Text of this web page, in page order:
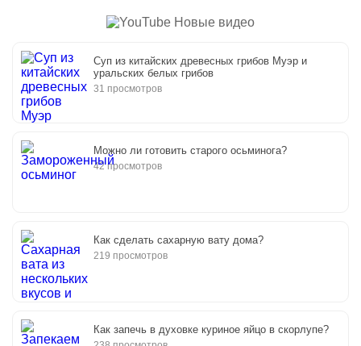
Новые видео
Суп из китайских древесных грибов Муэр и
уральских белых грибов
31 просмотров
Можно ли готовить старого осьминога?
42 просмотров
Как сделать сахарную вату дома?
219 просмотров
Как запечь в духовке куриное яйцо в скорлупе?